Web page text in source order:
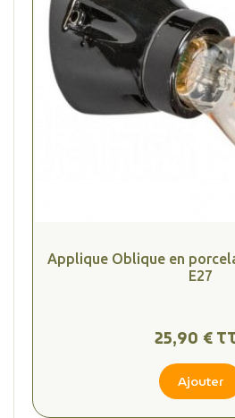
Applique Oblique en
E27
25,90 €
Ajouter